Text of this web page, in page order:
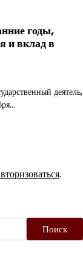
годы,
и вклад в
деятель,
.
Поиск